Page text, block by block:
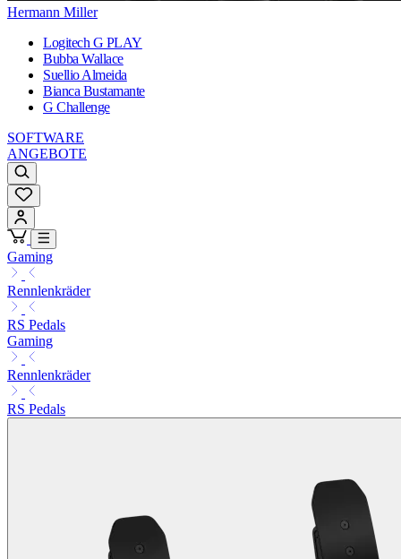
Hermann Miller
Logitech G PLAY
Bubba Wallace
Suellio Almeida
Bianca Bustamante
G Challenge
SOFTWARE
ANGEBOTE
Gaming
Rennlenkräder
RS Pedals
Gaming
Rennlenkräder
RS Pedals